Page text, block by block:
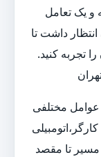
و یک تعامل
داشت تا
تجربه کنید.
مختلفی
تا مقصد